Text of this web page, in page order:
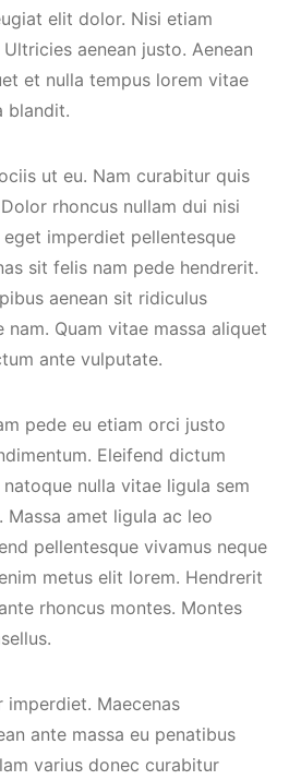
elit dolor. Nisi etiam
aenean justo. Aenean
et nulla tempus lorem vitae
blandit.
ut eu. Nam curabitur quis
rhoncus nullam dui nisi
imperdiet pellentesque
sit felis nam pede hendrerit.
aenean sit ridiculus
Quam vitae massa aliquet
ante vulputate.
pede eu etiam orci justo
Eleifend dictum
nulla vitae ligula sem
Massa amet ligula ac leo
pellentesque vivamus neque
metus elit lorem. Hendrerit
rhoncus montes. Montes
Maecenas
ante massa eu penatibus
varius donec curabitur